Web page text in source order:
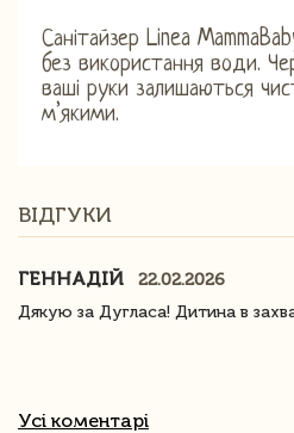
Санітайзер Linea
без використання води.
ваші руки залишаються
м’якими.
ВІДГУКИ
ГЕННАДІЙ
22.02.2026
Дякую за Дугласа! Дитина в
Усі коментарі